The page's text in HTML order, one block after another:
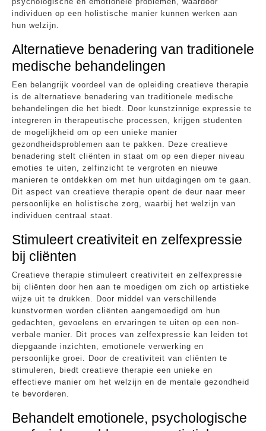
individuen op een holistische manier kunnen werken aan
hun welzijn.
Alternatieve benadering van traditionele
medische behandelingen
Een belangrijk voordeel van de opleiding creatieve therapie
is de alternatieve benadering van traditionele medische
behandelingen die het biedt. Door kunstzinnige expressie te
integreren in therapeutische processen, krijgen studenten
de mogelijkheid om op een unieke manier
gezondheidsproblemen aan te pakken. Deze creatieve
benadering stelt cliënten in staat om op een dieper niveau
emoties te uiten, zelfinzicht te vergroten en nieuwe
manieren te ontdekken om met hun uitdagingen om te gaan.
Dit aspect van creatieve therapie opent de deur naar meer
persoonlijke en holistische zorg, waarbij het welzijn van
individuen centraal staat.
Stimuleert creativiteit en zelfexpressie
bij cliënten
Creatieve therapie stimuleert creativiteit en zelfexpressie
bij cliënten door hen aan te moedigen om zich op artistieke
wijze uit te drukken. Door middel van verschillende
kunstvormen worden cliënten aangemoedigd om hun
gedachten, gevoelens en ervaringen te uiten op een non-
verbale manier. Dit proces van zelfexpressie kan leiden tot
diepgaande inzichten, emotionele verwerking en
persoonlijke groei. Door de creativiteit van cliënten te
stimuleren, biedt creatieve therapie een unieke en
effectieve manier om het welzijn en de mentale gezondheid
te bevorderen.
Behandelt emotionele, psychologische